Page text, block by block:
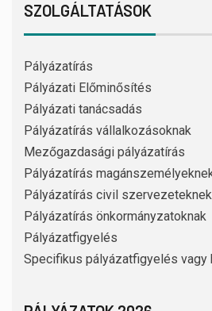
SZOLGÁLTATÁSOK
Pályázatírás
Pályázati Előminősítés
Pályázati tanácsadás
Pályázatírás vállalkozásoknak
Mezőgazdasági pályázatírás
Pályázatírás
Pályázatírás civil szervezeteknek
Pályázatírás önkormányzatoknak
Pályázatfigyelés
Specifikus pályázatfigyelés vagy